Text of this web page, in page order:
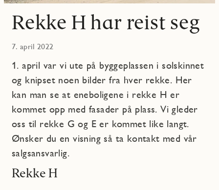
Rekke H har reist seg
7. april 2022
1. april var vi ute på byggeplassen i solskinnet
og knipset noen bilder fra hver rekke. Her
kan man se at eneboligene i rekke H er
kommet opp med fasader på plass. Vi gleder
oss til rekke G og E er kommet like langt.
Ønsker du en visning så ta kontakt med vår
salgsansvarlig.
Rekke H